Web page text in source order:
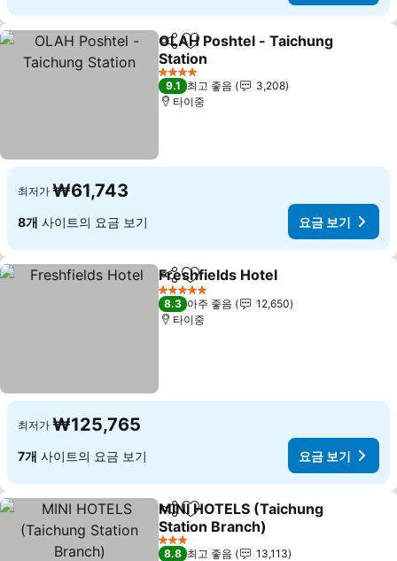
공유 즐겨찾기에 추가
OLAH Poshtel - Taichung
Station
요금 보기
4 성급
9.1 최고 좋음
3,208
타이중
최저가 ₩61,743
8개 사이트의 요금 보기 요금 보기
공유 즐겨찾기에 추가
Freshfields Hotel
5 성급
8.3 아주 좋음
12,650
타이중
최저가 ₩125,765
7개 사이트의 요금 보기 요금 보기
공유 즐겨찾기에 추가
MINI HOTELS (Taichung
Station Branch)
요금 보기
3 성급
8.8 최고 좋음
13,113